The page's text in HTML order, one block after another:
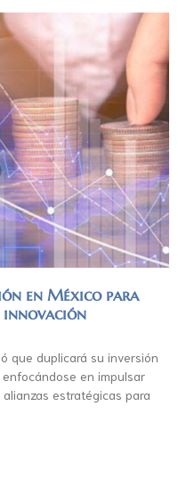
en México para
innovación
que duplicará su inversión
en impulsar
estratégicas para